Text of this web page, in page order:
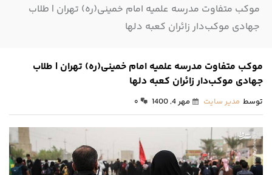
موکب متفاوت مدرسه علمیه امام خمینی(ره) تهران | طلاب
جهادی موکب‌دار زائران کعبه دلها
موکب متفاوت مدرسه علمیه امام خمینی(ره) تهران | طلاب
جهادی موکب‌دار زائران کعبه دلها
توسط مدیر سایت مهر 4, 1400 ۰